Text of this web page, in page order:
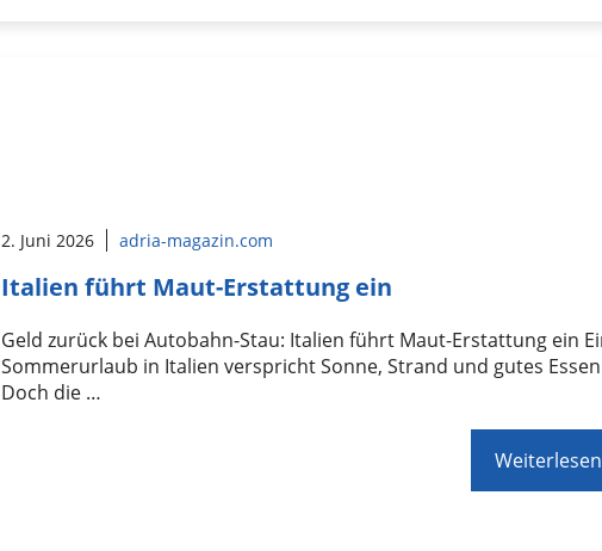
2. Juni 2026 adria-magazin.com
Italien führt Maut-Erstattung ein
Geld zurück bei Autobahn-Stau: Italien führt Maut-Erstattung ein
Sommerurlaub in Italien verspricht Sonne, Strand und gutes
Doch die …
Weiterlesen